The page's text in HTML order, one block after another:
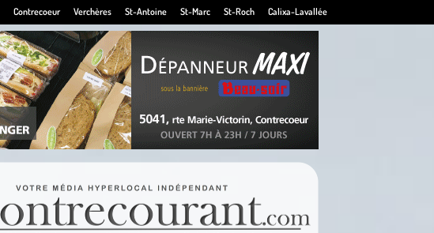
Contrecoeur Verchères St-Antoine St-Marc St-Roch Calixa-Lavallée